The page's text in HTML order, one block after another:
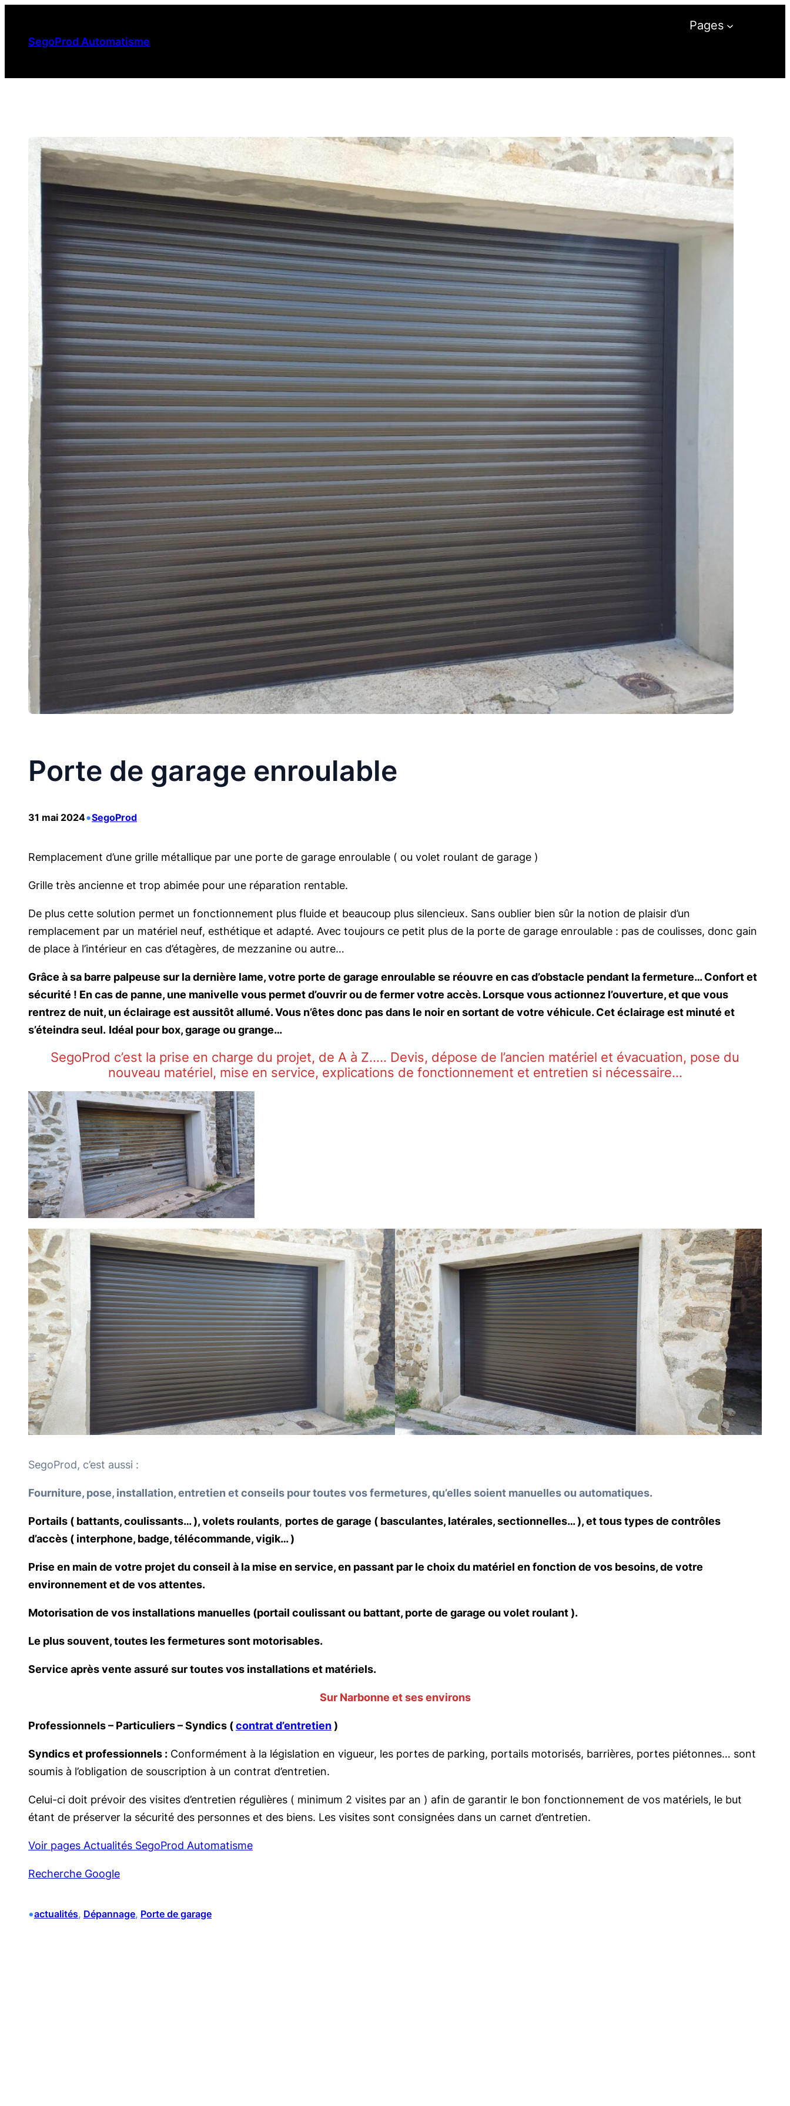
contenu
SegoProd Automatisme
Pages
Porte de garage enroulable
31 mai 2024•SegoProd
Remplacement d’une grille métallique par une porte de garage enroulable ( ou volet roulant de garage )
Grille très ancienne et trop abimée pour une réparation rentable.
De plus cette solution permet un fonctionnement plus fluide et beaucoup plus silencieux. Sans oublier bien sûr la notion de plaisir d’un
remplacement par un matériel neuf, esthétique et adapté. Avec toujours ce petit plus de la porte de garage enroulable : pas de coulisses, donc gain
de place à l’intérieur en cas d’étagères, de mezzanine ou autre…
Grâce à sa barre palpeuse sur la dernière lame, votre porte de garage enroulable se réouvre en cas d’obstacle pendant la fermeture… Confort et
sécurité ! En cas de panne, une manivelle vous permet d’ouvrir ou de fermer votre accès. Lorsque vous actionnez l’ouverture, et que vous
rentrez de nuit, un éclairage est aussitôt allumé. Vous n’êtes donc pas dans le noir en sortant de votre véhicule. Cet éclairage est minuté et
s’éteindra seul. Idéal pour box, garage ou grange…
SegoProd c’est la prise en charge du projet, de A à Z….. Devis, dépose de l’ancien matériel et évacuation, pose du
nouveau matériel, mise en service, explications de fonctionnement et entretien si nécessaire…
SegoProd, c’est aussi :
Fourniture, pose, installation, entretien et conseils pour toutes vos fermetures, qu’elles soient manuelles ou automatiques.
Portails ( battants, coulissants… ),volets roulants, portes de garage ( basculantes, latérales, sectionnelles… ), et tous types de contrôles
d’accès ( interphone, badge, télécommande, vigik… )
Prise en main de votre projet du conseil à la mise en service, en passant par le choix du matériel en fonction de vos besoins, de votre
environnement et de vos attentes.
Motorisation de vos installations manuelles (portail coulissant ou battant, porte de garage ou volet roulant ).
Le plus souvent, toutes les fermetures sont motorisables.
Service après vente assuré sur toutes vos installations et matériels.
Sur Narbonne et ses environs
Professionnels – Particuliers – Syndics (contrat d’entretien)
Syndics et professionnels : Conformément à la législation en vigueur, les portes de parking, portails motorisés, barrières, portes piétonnes… sont
soumis à l’obligation de souscription à un contrat d’entretien.
Celui-ci doit prévoir des visites d’entretien régulières ( minimum 2 visites par an ) afin de garantir le bon fonctionnement de vos matériels, le but
étant de préserver la sécurité des personnes et des biens. Les visites sont consignées dans un carnet d’entretien.
Voir pages Actualités SegoProd Automatisme
Recherche Google
•actualités, Dépannage, Porte de garage